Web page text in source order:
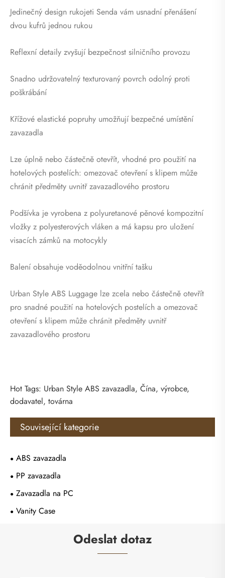
Jedinečný design rukojeti Senda vám usnadní přenášení
dvou kufrů jednou rukou
Reflexní detaily zvyšují bezpečnost silničního provozu
Snadno udržovatelný texturovaný povrch odolný proti
poškrábání
Křížové elastické popruhy umožňují bezpečné umístění
zavazadla
Lze úplně nebo částečně otevřít, vhodné pro použití na
hotelových postelích: omezovač otevření s klipem může
chránit předměty uvnitř zavazadlového prostoru
Podšívka je vyrobena z polyuretanové pěnové kompozitní
vložky z polyesterových vláken a má kapsu pro uložení
visacích zámků na motocykly
Balení obsahuje voděodolnou vnitřní tašku
Urban Style ABS Luggage lze zcela nebo částečně otevřít
pro snadné použití na hotelových postelích a omezovač
otevření s klipem může chránit předměty uvnitř
zavazadlového prostoru
Hot Tags: Urban Style ABS zavazadla, Čína, výrobce,
dodavatel, továrna
Související kategorie
ABS zavazadla
PP zavazadla
Zavazadla na PC
Vanity Case
Odeslat dotaz